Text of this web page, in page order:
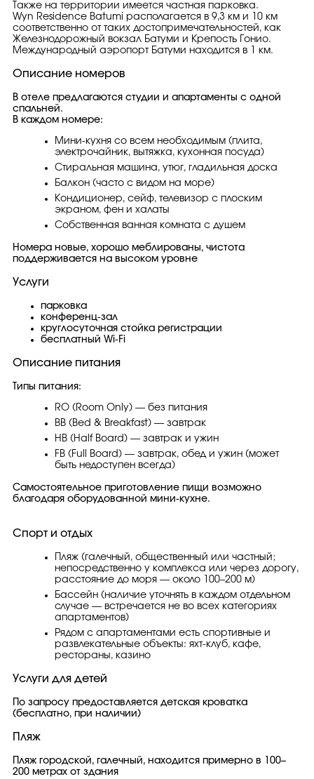
Также на территории имеется частная парковка.
Wyn Residence Batumi располагается в 9,3 км и 10 км
соответственно от таких достопримечательностей, как
Железнодорожный вокзал Батуми и Крепость Гонио.
Международный аэропорт Батуми находится в 1 км.
Описание номеров
В отеле предлагаются студии и апартаменты с одной
спальней.
В каждом номере:
Мини-кухня со всем необходимым (плита,
электрочайник, вытяжка, кухонная посуда)
Стиральная машина, утюг, гладильная доска
Балкон (часто с видом на море)
Кондиционер, сейф, телевизор с плоским
экраном, фен и халаты
Собственная ванная комната с душем
Номера новые, хорошо меблированы, чистота
поддерживается на высоком уровне
Услуги
парковка
конференц-зал
круглосуточная стойка регистрации
бесплатный Wi-Fi
Описание питания
Типы питания:
RO (Room Only) — без питания
BB (Bed & Breakfast) — завтрак
HB (Half Board) — завтрак и ужин
FB (Full Board) — завтрак, обед и ужин (может
быть недоступен всегда)
Самостоятельное приготовление пищи возможно
благодаря оборудованной мини-кухне.
Спорт и отдых
Пляж (галечный, общественный или частный;
непосредственно у комплекса или через дорогу,
расстояние до моря — около 100–200 м)
Бассейн (наличие уточнять в каждом отдельном
случае — встречается не во всех категориях
апартаментов)
Рядом с апартаментами есть спортивные и
развлекательные объекты: яхт-клуб, кафе,
рестораны, казино
Услуги для детей
По запросу предоставляется детская кроватка
(бесплатно, при наличии)
Пляж
Пляж городской, галечный, находится примерно в 100–
200 метрах от здания